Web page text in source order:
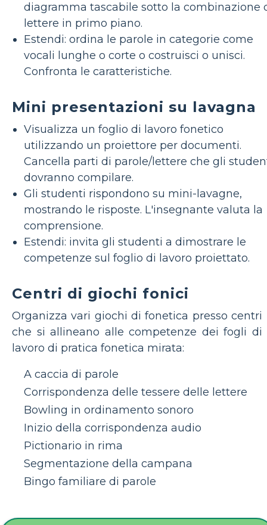
diagramma tascabile sotto la combinazione
lettere in primo piano.
Estendi: ordina le parole in categorie come
vocali lunghe o corte o costruisci o unisci.
Confronta le caratteristiche.
Mini presentazioni su lavagna
Visualizza un foglio di lavoro fonetico
utilizzando un proiettore per documenti.
Cancella parti di parole/lettere che gli
dovranno compilare.
Gli studenti rispondono su mini-lavagne,
mostrando le risposte. L'insegnante valuta la
comprensione.
Estendi: invita gli studenti a dimostrare le
competenze sul foglio di lavoro proiettato.
Centri di giochi fonici
Organizza vari giochi di fonetica presso centri
che si allineano alle competenze dei fogli di
lavoro di pratica fonetica mirata:
A caccia di parole
Corrispondenza delle tessere delle lettere
Bowling in ordinamento sonoro
Inizio della corrispondenza audio
Pictionario in rima
Segmentazione della campana
Bingo familiare di parole